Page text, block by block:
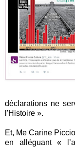
déclarations ne
l'Histoire ».
Et, Me Carine
en alléguant «